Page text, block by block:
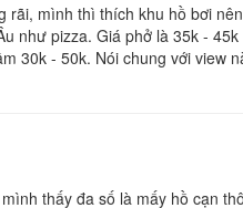
mình thì thích khu hồ bơi
như pizza. Giá phở là 35k -
30k - 50k. Nói chung với view
thấy đa số là mấy hồ cạn